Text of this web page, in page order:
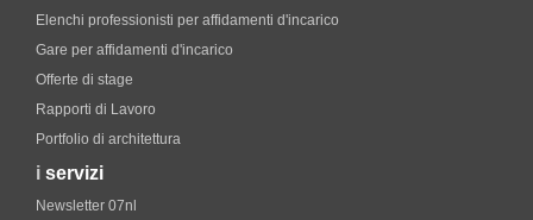
Elenchi professionisti per affidamenti d'incarico
Gare per affidamenti d'incarico
Offerte di stage
Rapporti di Lavoro
Portfolio di architettura
i servizi
Newsletter 07nl